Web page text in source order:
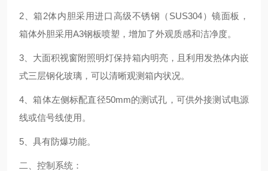
2、箱2体内胆采用进口高级不锈钢（SUS304）镜面板，
箱体外胆采用A3钢板喷塑，增加了外观质感和洁净度。
3、大面积视窗附照明灯保持箱内明亮，且利用发热体内嵌
式三层钢化玻璃，可以清晰观测箱内状况。
4、箱体左侧标配直径50mm的测试孔，可供外接测试电源
线或信号线使用。
5、具有防爆功能。
二、控制系统：